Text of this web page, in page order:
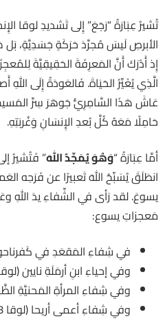
تُشيرُ عِبَارَةُ “رَجَعَ” إِلى تَشديدِ لوقا
الأبرصِ لَيسَ مُجرَّدَ حَرَكَةٍ جَسَدِيَّةٍ،
إِذ أَدْرَكَ أَنَّ المَعرِفَةَ الحَقِيقِيَّةَ
الَّذِي يُغَيِّرُ الحَيَاةَ. فَالعَودَةُ إِلَى
عَاشَ هَذَا السَّامِرِيُّ جَوهَرَ سِرِّ
حَامِلًا مَعَهُ كُلَّ بُعدِ الإِنسَانِ وَغُربَتِهِ.
أمَّا عِبَارَةُ “وَهُوَ يُمَجِّدُ اللهَ” فَتُشيرُ
انطَلَقَ يُسَبِّحُ اللهَ تَعبيرًا عن فَرَحِه
يسوعَ. لقد رَأى في الشِّفاءِ يدَ اللهِ
مَعجزاتِ يسوع:
في شِفاءِ المَقعَدِ في كَفرناحوم (لوقا
وفي إحياءِ ابنِ أرمَلَةِ نايين (لوقا 7:
وفي شِفاءِ المرأةِ المَحنيَّةِ الظَّهر
وفي شِفاءِ أعمى أريحا (لوقا 18: 43).